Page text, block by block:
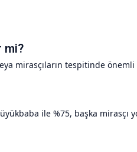
mi?
mirasçıların tespitinde
ile %75, başka mirasçı